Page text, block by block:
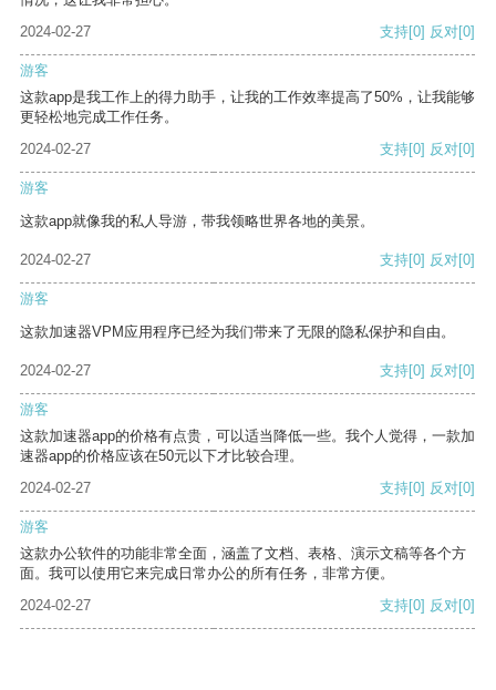
2024-02-27
支持[0] 反对[0]
游客
这款app是我工作上的得力助手，让我的工作效率提高了50%，让我能够
更轻松地完成工作任务。
2024-02-27
支持[0] 反对[0]
游客
这款app就像我的私人导游，带我领略世界各地的美景。
2024-02-27 支持[0] 反对[0]
游客
这款加速器VPM应用程序已经为我们带来了无限的隐私保护和自由。
2024-02-27 支持[0] 反对[0]
游客
这款加速器app的价格有点贵，可以适当降低一些。我个人觉得，一款加
速器app的价格应该在50元以下才比较合理。
2024-02-27
支持[0] 反对[0]
游客
这款办公软件的功能非常全面，涵盖了文档、表格、演示文稿等各个方
面。我可以使用它来完成日常办公的所有任务，非常方便。
2024-02-27
支持[0] 反对[0]